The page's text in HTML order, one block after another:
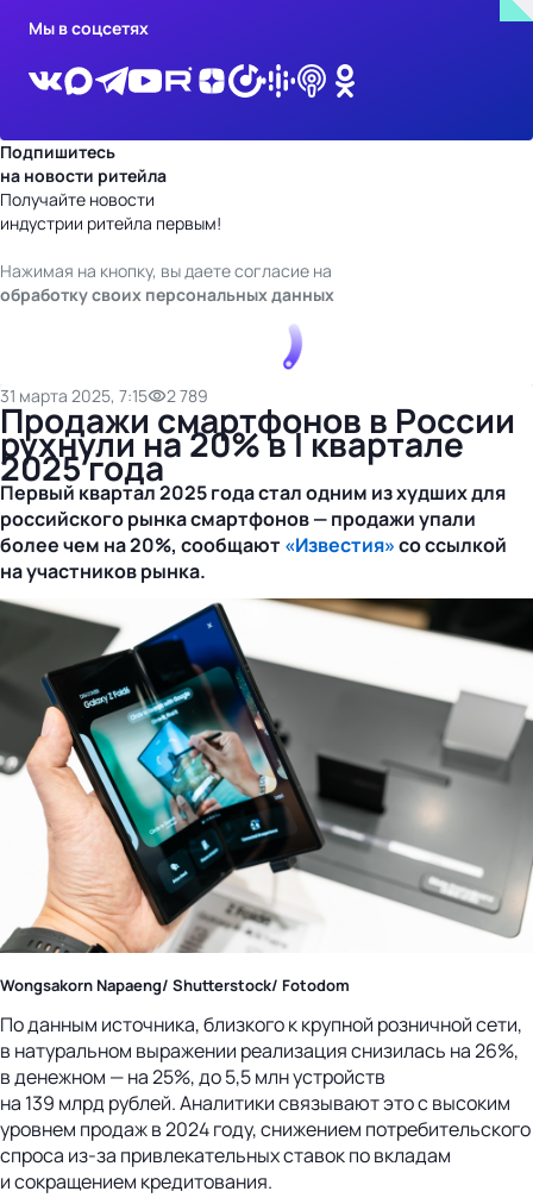
Мы в соцсетях
Подпишитесь
на новости ритейла
Получайте новости
индустрии ритейла первым!
Нажимая на кнопку, вы даете согласие на
обработку своих персональных данных
31 марта 2025, 7:15 2 789
Продажи смартфонов в России
рухнули на 20% в I квартале
2025 года
Первый квартал 2025 года стал одним из худших для
российского рынка смартфонов — продажи упали
более чем на 20%, сообщают«Известия»со ссылкой
на участников рынка.
Wongsakorn Napaeng/ Shutterstock/ Fotodom
По данным источника, близкого к крупной розничной сети,
в натуральном выражении реализация снизилась на 26%,
в денежном — на 25%, до 5,5 млн устройств
на 139 млрд рублей. Аналитики связывают это с высоким
уровнем продаж в 2024 году, снижением потребительского
спроса из-за привлекательных ставок по вкладам
и сокращением кредитования.